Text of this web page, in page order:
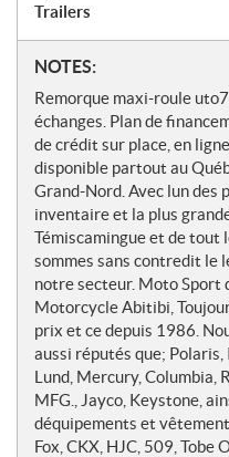
Trailers
N
o
t
e
s
NOTES:
Remorque maxi-roule
échanges. Plan de
de crédit sur place, en
disponible partout au
Grand-Nord. Avec lun
inventaire et la plus
Témiscamingue et de tout
sommes sans contredit le
notre secteur. Moto Sport
Motorcycle Abitibi,
prix et ce depuis 1986.
aussi réputés que;
Lund, Mercury, Columbia,
MFG., Jayco, Keystone,
déquipements et
Fox, CKX, HJC, 509, Tobe